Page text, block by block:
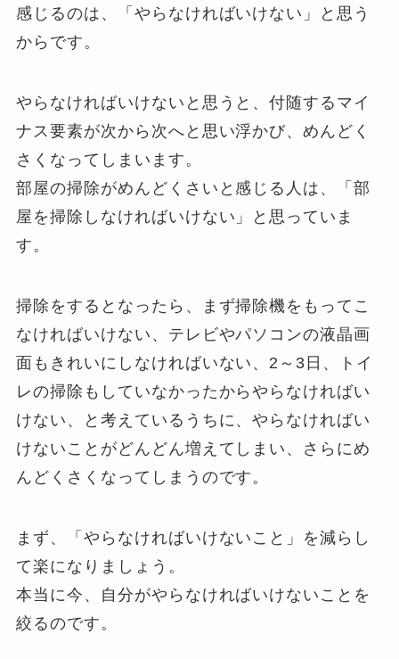
感じるのは、「やらなければいけない」と思う
からです。
やらなければいけないと思うと、付随するマイ
ナス要素が次から次へと思い浮かび、めんどく
さくなってしまいます。
部屋の掃除がめんどくさいと感じる人は、「部
屋を掃除しなければいけない」と思っていま
す。
掃除をするとなったら、まず掃除機をもってこ
なければいけない、テレビやパソコンの液晶画
面もきれいにしなければいない、2～3日、トイ
レの掃除もしていなかったからやらなければい
けない、と考えているうちに、やらなければい
けないことがどんどん増えてしまい、さらにめ
んどくさくなってしまうのです。
まず、「やらなければいけないこと」を減らし
て楽になりましょう。
本当に今、自分がやらなければいけないことを
絞るのです。